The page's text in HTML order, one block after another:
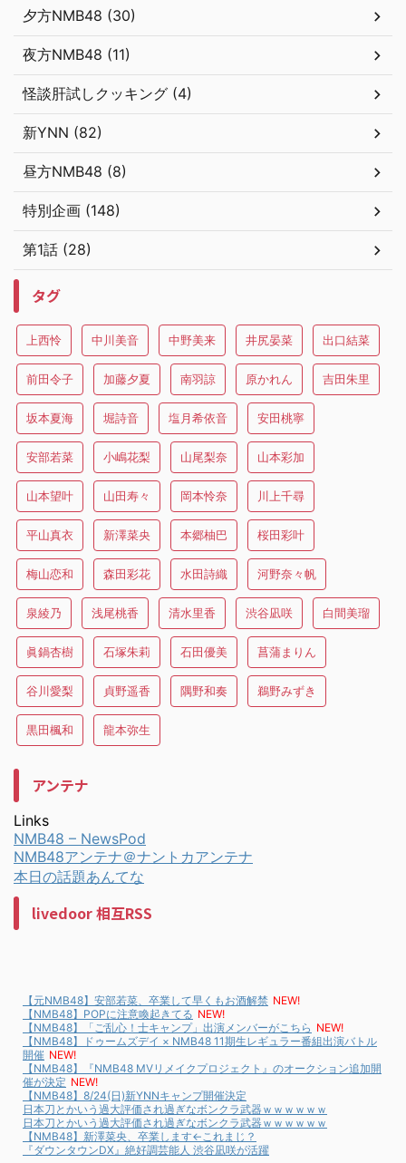
夕方NMB48 (30)
夜方NMB48 (11)
怪談肝試しクッキング (4)
新YNN (82)
昼方NMB48 (8)
特別企画 (148)
第1話 (28)
タグ
上西怜 中川美音 中野美来 井尻晏菜 出口結菜
前田令子 加藤夕夏 南羽諒 原かれん 吉田朱里
坂本夏海 堀詩音 塩月希依音 安田桃寧
安部若菜 小嶋花梨 山尾梨奈 山本彩加
山本望叶 山田寿々 岡本怜奈 川上千尋
平山真衣 新澤菜央 本郷柚巴 桜田彩叶
梅山恋和 森田彩花 水田詩織 河野奈々帆
泉綾乃 浅尾桃香 清水里香 渋谷凪咲 白間美瑠
眞鍋杏樹 石塚朱莉 石田優美 菖蒲まりん
谷川愛梨 貞野遥香 隅野和奏 鵜野みずき
黒田楓和 龍本弥生
アンテナ
Links
NMB48 – NewsPod
NMB48アンテナ＠ナントカアンテナ
本日の話題あんてな
livedoor 相互RSS
【元NMB48】安部若菜、卒業して早くもお酒解禁 NEW!
【NMB48】POPに注意喚起きてる NEW!
【NMB48】「ご乱心！士キャンプ」出演メンバーがこちら NEW!
【NMB48】ドゥームズデイ × NMB48 11期生レギュラー番組出演バトル
開催 NEW!
【NMB48】『NMB48 MVリメイクプロジェクト』のオークション追加開
催が決定 NEW!
【NMB48】8/24(日)新YNNキャンプ開催決定
日本刀とかいう過大評価され過ぎなボンクラ武器ｗｗｗｗｗｗ
日本刀とかいう過大評価され過ぎなボンクラ武器ｗｗｗｗｗｗ
【NMB48】新澤菜央、卒業します←これまじ？
『ダウンタウンDX』絶好調芸能人 渋谷凪咲が活躍